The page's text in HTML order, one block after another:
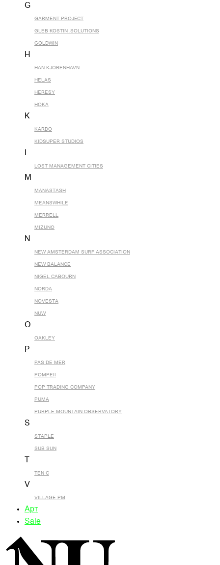
G
GARMENT PROJECT
GLEB KOSTIN .SOLUTIONS
GOLDWIN
H
HAN KJOBENHAVN
HELAS
HERESY
HOKA
K
KARDO
KIDSUPER STUDIOS
L
LOST MANAGEMENT CITIES
M
MANASTASH
MEANSWHILE
MERRELL
MIZUNO
N
NEW AMSTERDAM SURF ASSOCIATION
NEW BALANCE
NIGEL CABOURN
NORDA
NOVESTA
NUW
O
OAKLEY
P
PAS DE MER
POMPEII
POP TRADING COMPANY
PUMA
PURPLE MOUNTAIN OBSERVATORY
S
STAPLE
SUB SUN
TEN C
V
VILLAGE PM
Арт
Sale